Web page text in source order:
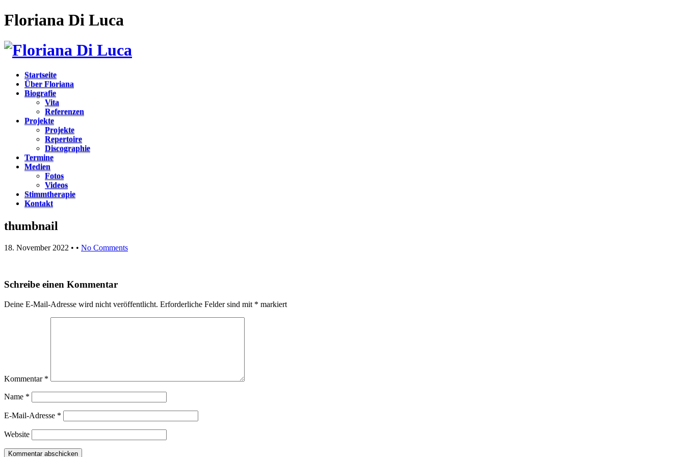
Floriana Di Luca
Startseite
Über Floriana
Biografie
Vita
Referenzen
Projekte
Projekte
Repertoire
Discographie
Termine
Medien
Fotos
Videos
Stimmtherapie
Kontakt
thumbnail
18. November 2022 • • No Comments
Schreibe einen Kommentar
Deine E-Mail-Adresse wird nicht veröffentlicht. Erforderliche Felder sind mit * markiert
Kommentar *
Name *
E-Mail-Adresse *
Website